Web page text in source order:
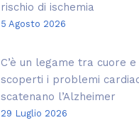
rischio di ischemia
5 Agosto 2026
C’è un legame tra cuore
scoperti i problemi
scatenano l’Alzheimer
29 Luglio 2026